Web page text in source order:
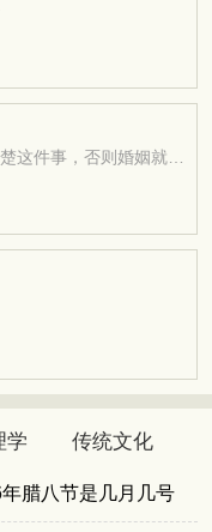
学 传统文化
腊八节是几月几号